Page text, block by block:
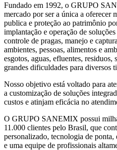
Fundado em 1992, o GRUPO
mercado por ser a única a oferecer
publica e proteção ao patrimônio
implantação e operação de
controle de pragas, manejo e
ambientes, pessoas, alimentos e
esgotos, aguas, efluentes, residuos,
grandes dificuldades para diversos
Nosso objetivo está voltado para
a customização de soluções
custos e atinjam eficácia no
O GRUPO SANEMIX possui
11.000 clientes pelo Brasil, que
personalizado, tecnologia de
e uma equipe de profissionais